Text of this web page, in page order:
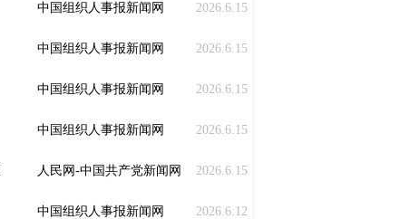
中国组织人事报新闻网 2026.6.15
中国组织人事报新闻网 2026.6.15
中国组织人事报新闻网 2026.6.15
中国组织人事报新闻网 2026.6.15
人民网-中国共产党新闻网 2026.6.15
中国组织人事报新闻网 2026.6.12